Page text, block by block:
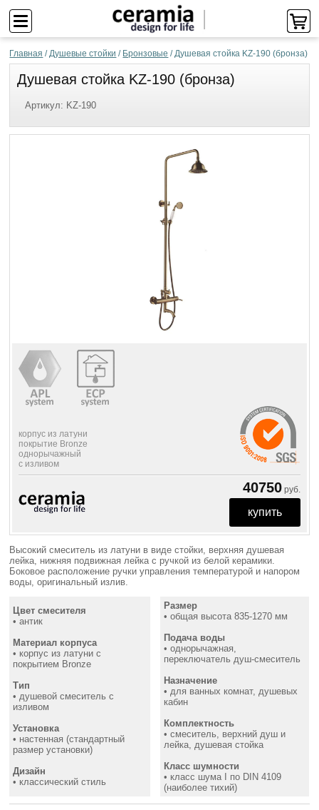
Главная /Душевые стойки / Бронзовые /Душевая стойка KZ-190 (бронза)
Душевая стойка KZ-190 (бронза)
Артикул: KZ-190
корпус из латуни
покрытие Bronze
однорычажный
с изливом
40750 руб.
Высокий смеситель из латуни в виде стойки, верхняя душевая
лейка, нижняя подвижная лейка с ручкой из белой керамики.
Боковое расположение ручки управления температурой и напором
воды, оригинальный излив.
Цвет смесителя
• антик
Материал корпуса
• корпус из латуни с
покрытием Bronze
Тип
• душевой смеситель с
изливом
Установка
• настенная (стандартный
размер установки)
Дизайн
• классический стиль
Размер
• общая высота 835-1270 мм
Подача воды
• однорычажная,
переключатель душ-смеситель
Назначение
• для ванных комнат, душевых
кабин
Комплектность
• смеситель, верхний душ и
лейка, душевая стойка
Класс шумности
• класс шума I по DIN 4109
(наиболее тихий)